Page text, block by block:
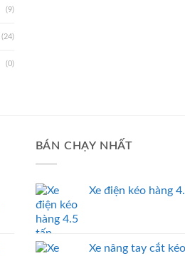
(9)
(24)
(0)
BÁN CHẠY NHẤT
Xe điện kéo hàng
Xe nâng tay cắt kéo